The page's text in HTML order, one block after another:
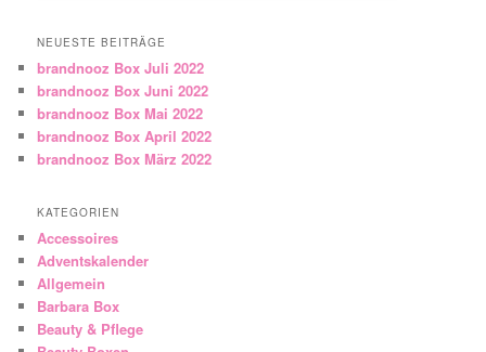
NEUESTE BEITRÄGE
brandnooz Box Juli 2022
brandnooz Box Juni 2022
brandnooz Box Mai 2022
brandnooz Box April 2022
brandnooz Box März 2022
KATEGORIEN
Accessoires
Adventskalender
Allgemein
Barbara Box
Beauty & Pflege